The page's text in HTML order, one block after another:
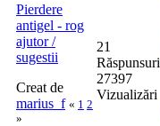
Pierdere
antigel - rog
ajutor /
sugestii
Creat de
marius_f « 1 2
»
21
Răspunsuri
27397
Vizualizări